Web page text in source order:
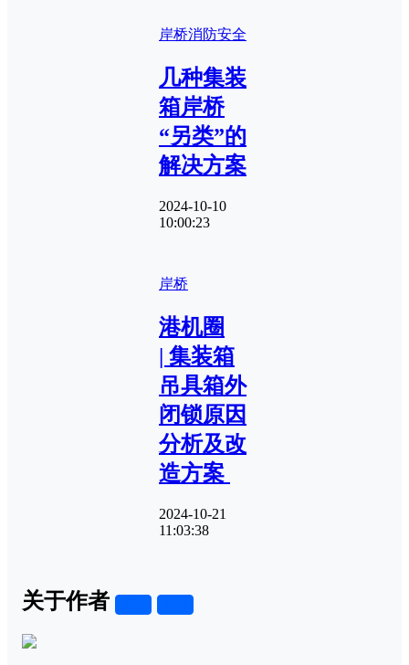
岸桥消防安全
几种集装
箱岸桥
“另类”的
解决方案
2024-10-10
10:00:23
岸桥
港机圈
| 集装箱
吊具箱外
闭锁原因
分析及改
造方案
2024-10-21
11:03:38
关于作者